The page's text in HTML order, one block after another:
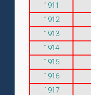
1911
1912
1913
1914
1915
1916
1917